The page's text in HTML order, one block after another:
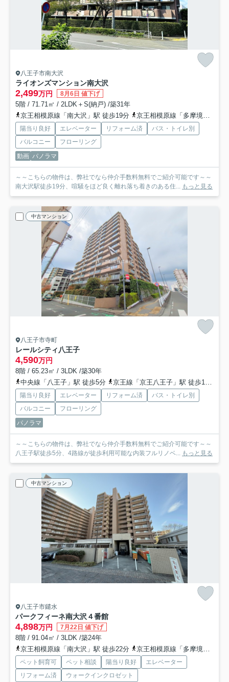
八王子市南大沢
ライオンズマンション南大沢
2,499万円 8月6日 値下げ
5階 / 71.71㎡ / 2LDK＋S(納戸) /築31年
京王相模原線「南大沢」駅 徒歩19分
京王相模原線「多摩境」駅 徒歩27分
陽当り良好 エレベーター リフォーム済
バス・トイレ別
バルコニー
フローリング
動画 パノラマ
～～こちらの物件は、弊社でなら仲介手数料無料でご紹介可能です～～
南大沢駅徒歩19分、喧騒をほど良く離れ落ち着きのある住...
もっと見る
中古マンション
八王子市寺町
レールシティ八王子
4,590万円
8階 / 65.23㎡ / 3LDK /築30年
中央線「八王子」駅 徒歩5分
京王線「京王八王子」駅 徒歩12分
陽当り良好 エレベーター リフォーム済
バス・トイレ別
バルコニー
フローリング
パノラマ
～～こちらの物件は、弊社でなら仲介手数料無料でご紹介可能です～～
八王子駅徒歩5分、4路線が徒歩利用可能な内装フルリノベ...
もっと見る
中古マンション
八王子市鑓水
パークフィーネ南大沢４番館
4,898万円 7月22日 値下げ
8階 / 91.04㎡ / 3LDK /築24年
京王相模原線「南大沢」駅 徒歩22分
京王相模原線「多摩境」駅 徒歩25分
ペット飼育可 ペット相談 陽当り良好
エレベーター
リフォーム済
ウォークインクロゼット